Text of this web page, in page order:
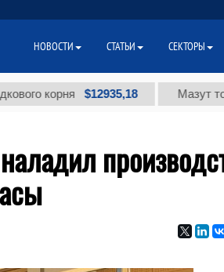
$12935,18 Мазут
НОВОСТИ СТАТЬИ СЕКТОРЫ